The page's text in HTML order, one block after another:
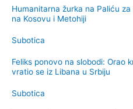
Humanitarna žurka na Paliću
na Kosovu i Metohiji
Subotica
Feliks ponovo na slobodi: Orao
vratio se iz Libana u Srbiju
Subotica